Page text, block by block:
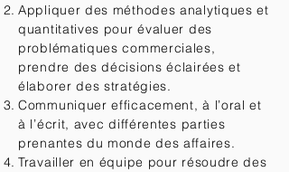
Appliquer des méthodes analytiques et
quantitatives pour évaluer des
problématiques commerciales,
prendre des décisions éclairées et
élaborer des stratégies.
Communiquer efficacement, à l’oral et
à l’écrit, avec différentes parties
prenantes du monde des affaires.
Travailler en équipe pour résoudre des